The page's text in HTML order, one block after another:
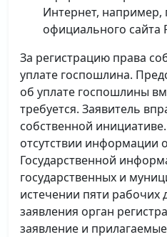
Интернет, например,
официального сайта
За регистрацию права
уплате госпошлина.
об уплате госпошлины
требуется. Заявитель
собственной
отсутствии информации
Государственной
государственных и
истечении пяти рабочих
заявления орган
заявление и